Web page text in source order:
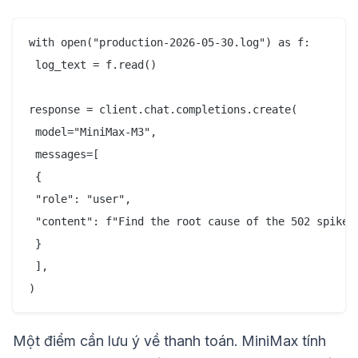
with open("production-2026-05-30.log") as f:
log_text = f.read()
response = client.chat.completions.create(
model="MiniMax-M3",
messages=[
{
"role": "user",
"content": f"Find the root cause of the 502 spike
}
],
Một điểm cần lưu ý về thanh toán. MiniMax tính